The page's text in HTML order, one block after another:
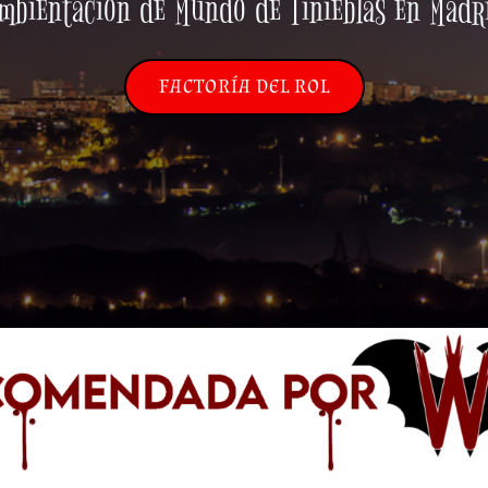
FACTORÍA DEL ROL